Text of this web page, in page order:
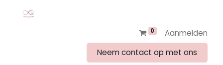
0
Aanmelden
Neem contact op met ons